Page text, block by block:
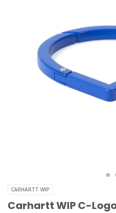
CARHARTT WIP
Carhartt WIP C-